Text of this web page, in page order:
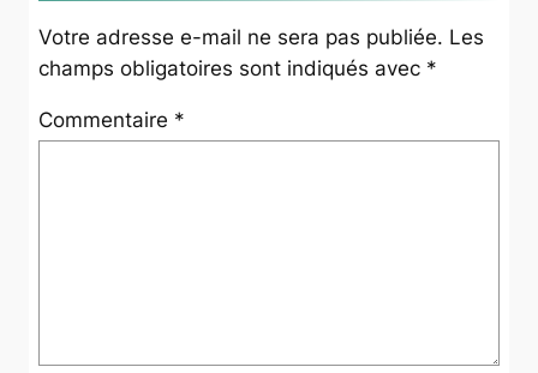
Votre adresse e-mail ne sera pas publiée. Les
champs obligatoires sont indiqués avec *
Commentaire *